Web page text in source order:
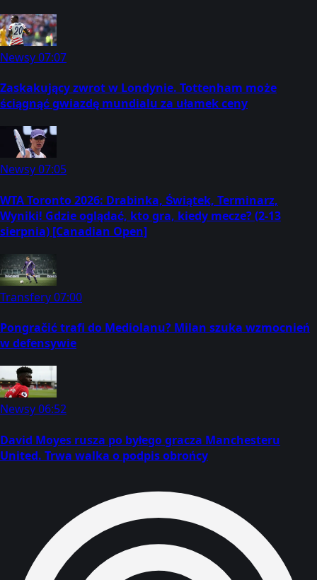
Newsy07:07
Zaskakujący zwrot w Londynie. Tottenham może
ściągnąć gwiazdę mundialu za ułamek ceny
Newsy07:05
WTA Toronto 2026: Drabinka, Świątek, Terminarz,
Wyniki! Gdzie oglądać, kto gra, kiedy mecze? (2-13
sierpnia) [Canadian Open]
Transfery07:00
Pongračić trafi do Mediolanu? Milan szuka wzmocnień
w defensywie
Newsy06:52
David Moyes rusza po byłego gracza Manchesteru
United. Trwa walka o podpis obrońcy